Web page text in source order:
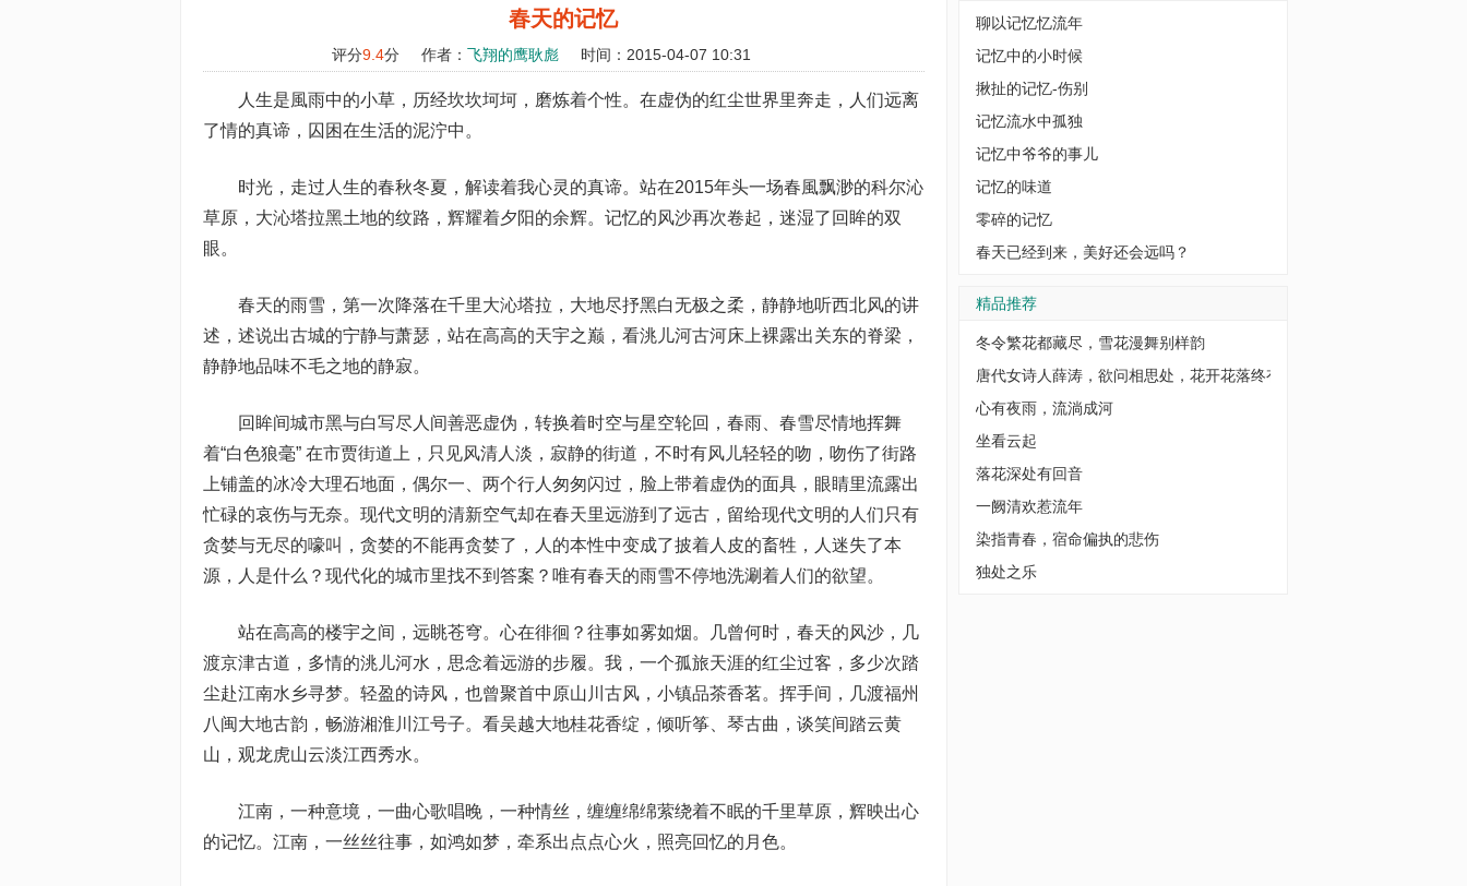
春天的记忆
评分9.4分 作者： 飞翔的鹰耿彪 时间：2015-04-07 10:31
人生是風雨中的小草，历经坎坎坷坷，磨炼着个性。在虚伪的红尘世界里奔走，人们远离
了情的真谛，囚困在生活的泥泞中。
时光，走过人生的春秋冬夏，解读着我心灵的真谛。站在2015年头一场春風飘渺的科尔沁
草原，大沁塔拉黑土地的纹路，辉耀着夕阳的余辉。记忆的风沙再次卷起，迷湿了回眸的双
眼。
春天的雨雪，第一次降落在千里大沁塔拉，大地尽抒黑白无极之柔，静静地听西北风的讲
述，述说出古城的宁静与萧瑟，站在高高的天宇之巅，看洮儿河古河床上裸露出关东的脊梁，
静静地品味不毛之地的静寂。
回眸间城市黑与白写尽人间善恶虚伪，转换着时空与星空轮回，春雨、春雪尽情地挥舞
着“白色狼毫” 在市贾街道上，只见风清人淡，寂静的街道，不时有风儿轻轻的吻，吻伤了街路
上铺盖的冰冷大理石地面，偶尔一、两个行人匆匆闪过，脸上带着虚伪的面具，眼睛里流露出
忙碌的哀伤与无奈。现代文明的清新空气却在春天里远游到了远古，留给现代文明的人们只有
贪婪与无尽的嚎叫，贪婪的不能再贪婪了，人的本性中变成了披着人皮的畜牲，人迷失了本
源，人是什么？现代化的城市里找不到答案？唯有春天的雨雪不停地洗涮着人们的欲望。
站在高高的楼宇之间，远眺苍穹。心在徘徊？往事如雾如烟。几曾何时，春天的风沙，几
渡京津古道，多情的洮儿河水，思念着远游的步履。我，一个孤旅天涯的红尘过客，多少次踏
尘赴江南水乡寻梦。轻盈的诗风，也曾聚首中原山川古风，小镇品茶香茗。挥手间，几渡福州
八闽大地古韵，畅游湘淮川江号子。看吴越大地桂花香绽，倾听筝、琴古曲，谈笑间踏云黄
山，观龙虎山云淡江西秀水。
江南，一种意境，一曲心歌唱晚，一种情丝，缠缠绵绵萦绕着不眠的千里草原，辉映出心
的记忆。江南，一丝丝往事，如鸿如梦，牵系出点点心火，照亮回忆的月色。
聊以记忆忆流年
记忆中的小时候
揪扯的记忆-伤别
记忆流水中孤独
记忆中爷爷的事儿
记忆的味道
零碎的记忆
春天已经到来，美好还会远吗？
精品推荐
冬令繁花都藏尽，雪花漫舞别样韵
唐代女诗人薛涛，欲问相思处，花开花落终有
心有夜雨，流淌成河
坐看云起
落花深处有回音
一阙清欢惹流年
染指青春，宿命偏执的悲伤
独处之乐